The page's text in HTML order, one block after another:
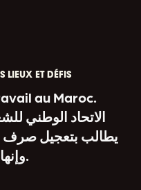
LIEUX ET DÉFIS
au Maroc.
يطالب بتعجيل صرف